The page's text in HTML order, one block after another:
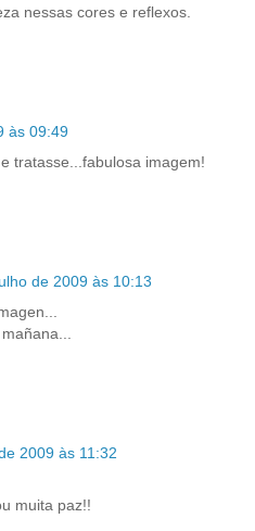
nessas cores e reflexos.
às 09:49
tratasse...fabulosa imagem!
de 2009 às 10:13
2009 às 11:32
muita paz!!